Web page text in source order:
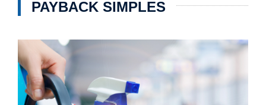
PAYBACK SIMPLES